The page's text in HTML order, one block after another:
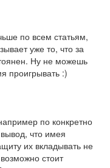
по всем статьям,
уже то, что за
Ну не можешь
проигрывать :)
по конкретно
что имея
их вкладывать не
стоит